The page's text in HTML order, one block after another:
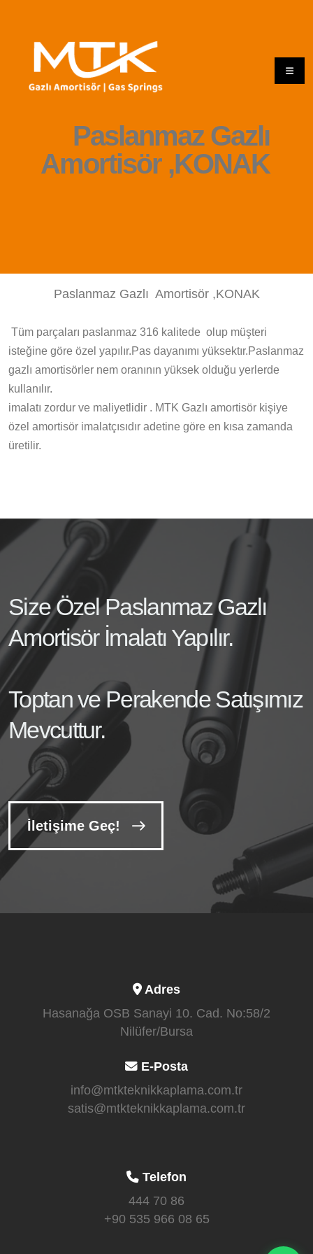
Paslanmaz Gazlı
Amortisör ,KONAK
Paslanmaz Gazlı Amortisör ,KONAK
Tüm parçaları paslanmaz 316 kalitede olup müşteri
isteğine göre özel yapılır.Pas dayanımı yüksektır.Paslanmaz
gazlı amortisörler nem oranının yüksek olduğu yerlerde
kullanılır.
imalatı zordur ve maliyetlidir . MTK Gazlı amortisör kişiye
özel amortisör imalatçısıdır adetine göre en kısa zamanda
üretilir.
Size Özel Paslanmaz Gazlı
Amortisör İmalatı Yapılır.
Toptan ve Perakende Satışımız
Mevcuttur.
İletişime Geç!
Adres
Hasanağa OSB Sanayi 10. Cad. No:58/2
Nilüfer/Bursa
E-Posta
info@mtkteknikkaplama.com.tr
satis@mtkteknikkaplama.com.tr
Telefon
444 70 86
+90 535 966 08 65